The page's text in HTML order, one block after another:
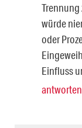
Trennung
würde
oder
Einfluss
antworten